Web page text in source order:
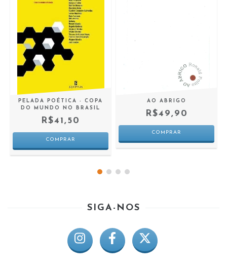
PELADA POÉTICA - COPA
DO MUNDO NO BRASIL
R$41,50
AO ABRIGO
R$49,90
SIGA-NOS